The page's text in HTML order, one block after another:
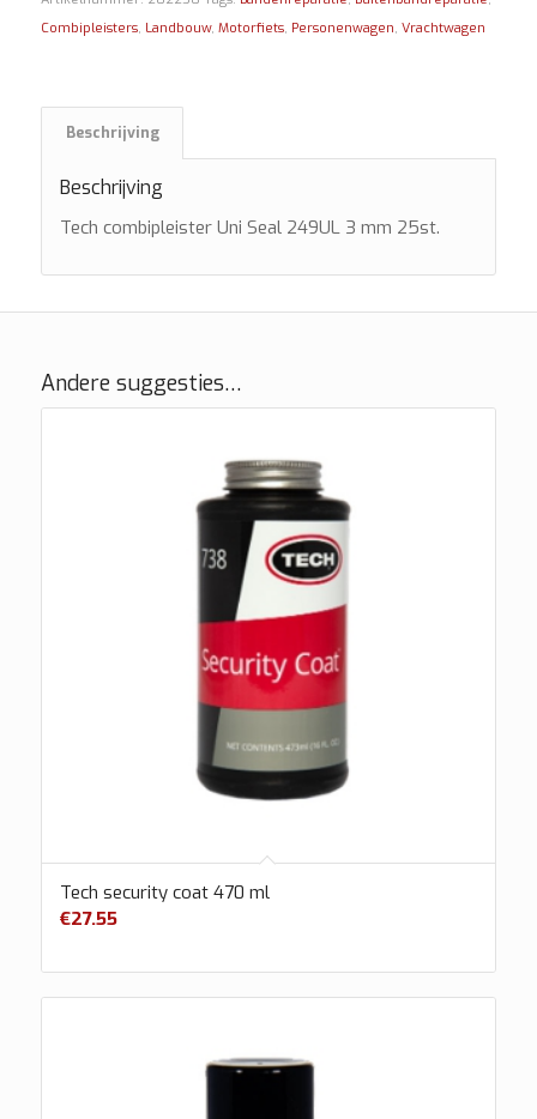
Combipleisters, Landbouw, Motorfiets, Personenwagen, Vrachtwagen
Beschrijving
Beschrijving
Tech combipleister Uni Seal 249UL 3 mm 25st.
Andere suggesties…
Tech security coat 470 ml
€27.55